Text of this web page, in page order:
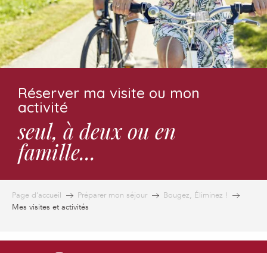
Réserver ma visite ou mon
activité
seul, à deux ou en
famille...
Page d’accueil Préparer mon séjour
Bougez, Éliminez !
Mes visites et activités